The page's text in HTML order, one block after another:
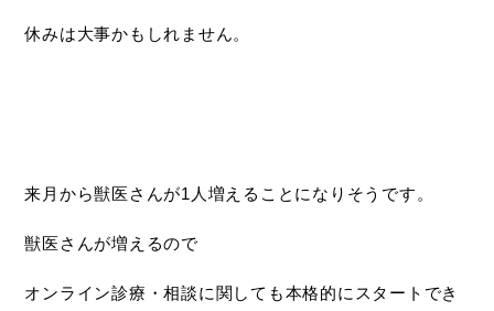
休みは大事かもしれません。
来月から獣医さんが1人増えることになりそうです。
獣医さんが増えるので
オンライン診療・相談に関しても本格的にスタートでき